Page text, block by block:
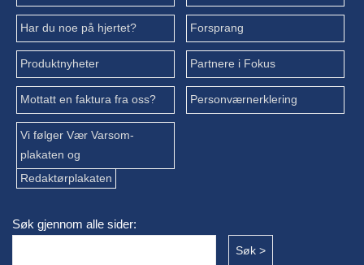
Har du noe på hjertet? Forsprang
Produktnyheter Partnere i Fokus
Mottatt en faktura fra oss? Personværnerklering
Vi følger Vær Varsom-
plakaten og
Redaktørplakaten
Søk gjennom alle sider: